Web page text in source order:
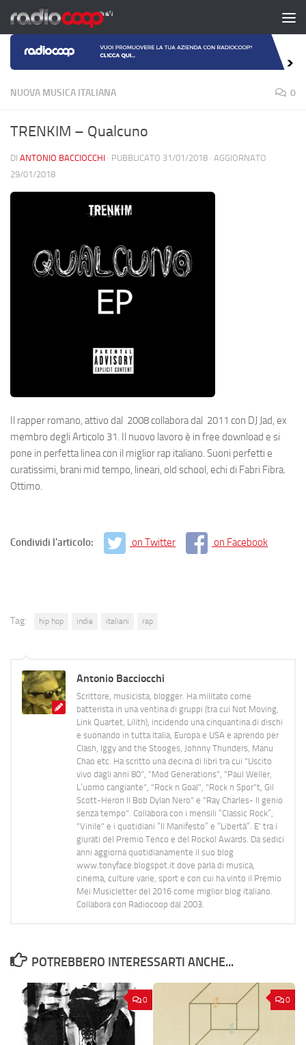
Salta al contenuto
NUOVA MUSICA ITALIANA 0
TRENKIM – Qualcuno
DI ANTONIO BACCIOCCHI · PUBBLICATO 31/01/2018 · AGGIORNATO
29/01/2018
Il rapper romano, attivo dal 2008 collabora dal 2011 con DJ Jad, ex
membro degli Articolo 31. Il nuovo lavoro è in free download e si
pone in perfetta linea con il miglior rap italiano. Suoni perfetti e
curatissimi, brani mid tempo, lineari, old school, echi di Fabri Fibra.
Ottimo.
Condividi l'articolo: on Twitter on Facebook
Tag: hip hop indie italiani rap
Antonio Bacciocchi
Scrittore, musicista, blogger. Ha militato come
batterista in una ventina di gruppi (tra cui Not Moving,
Link Quartet, Lilith), incidendo una cinquantina di dischi
e suonando in tutta Italia, Europa e USA e aprendo per
Clash, Iggy and the Stooges, Johnny Thunders, Manu
Chao etc. Ha scritto una decina di libri tra cui "Uscito
vivo dagli anni 80", "Mod Generations", "Paul Weller,
L’uomo cangiante", "Rock n Goal", "Rock n Spor"t, Gil
Scott-Heron Il Bob Dylan Nero" e "Ray Charles- Il genio
senza tempo". Collabora con i mensili “Classic Rock”,
"Vinile" e i quotidiani “Il Manifesto” e “Libertà”. E' tra i
giurati del Premio Tenco e del Rockol Awards. Da sedici
anni aggiorna quotidianamente il suo blog
www.tonyface.blogspot.it dove parla di musica,
cinema, culture varie, sport e con cui ha vinto il Premio
Mei Musicletter del 2016 come miglior blog italiano.
Collabora con Radiocoop dal 2003.
POTREBBERO INTERESSARTI ANCHE...
0 0